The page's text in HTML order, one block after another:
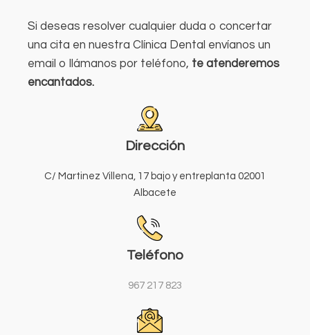
Si deseas resolver cualquier duda o concertar
una cita en nuestra Clínica Dental envíanos un
email o llámanos por teléfono, te atenderemos
encantados.
Dirección
C/ Martinez Villena, 17 bajo y entreplanta 02001
Albacete
Teléfono
967 217 823